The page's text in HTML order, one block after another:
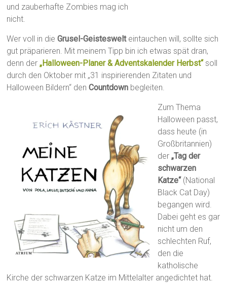
und zauberhafte Zombies mag ich
nicht.
Wer voll in dieGrusel-Geisteswelteintauchen will, sollte sich
gut präparieren. Mit meinem Tipp bin ich etwas spät dran,
denn der„Halloween-Planer & Adventskalender Herbst“soll
durch den Oktober mit „31 inspirierenden Zitaten und
Halloween Bildern“ denCountdown begleiten.
Zum Thema
Halloween passt,
dass heute (in
Großbritannien)
der„Tag der
schwarzen
Katze“(National
Black Cat Day)
begangen wird.
Dabei geht es gar
nicht um den
schlechten Ruf,
den die
katholische
Kirche der schwarzen Katze im Mittelalter angedichtet hat.